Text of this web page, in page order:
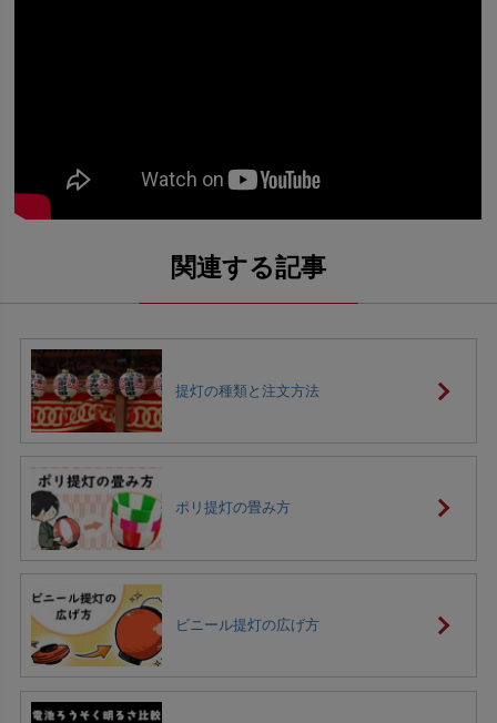
提灯の種類と注文方法
ポリ提灯の畳み方
ビニール提灯の広げ方